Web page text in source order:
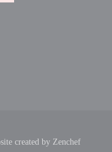
created by Zenchef((opens